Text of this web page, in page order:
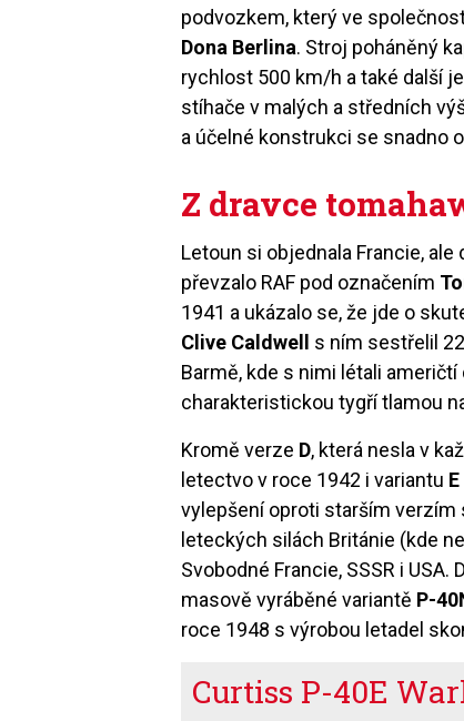
podvozkem, který ve
Dona Berlina. Stroj poháněný
rychlost 500 km/h a také další
stíhače v malých a středních
a účelné konstrukci se snadno
Z dravce
Letoun si objednala Francie,
převzalo RAF pod označením
1941 a ukázalo se, že jde o
Clive Caldwell
s ním sestřelil
Barmě, kde s nimi létali
charakteristickou tygří tlamou
Kromě verze D, která nesla v
letectvo v roce 1942 i variantu E
vylepšení oproti starším verzím
leteckých silách Británie (kde
Svobodné Francie, SSSR i
masově vyráběné variantě P-
roce 1948 s výrobou letadel
Curtiss P-40E